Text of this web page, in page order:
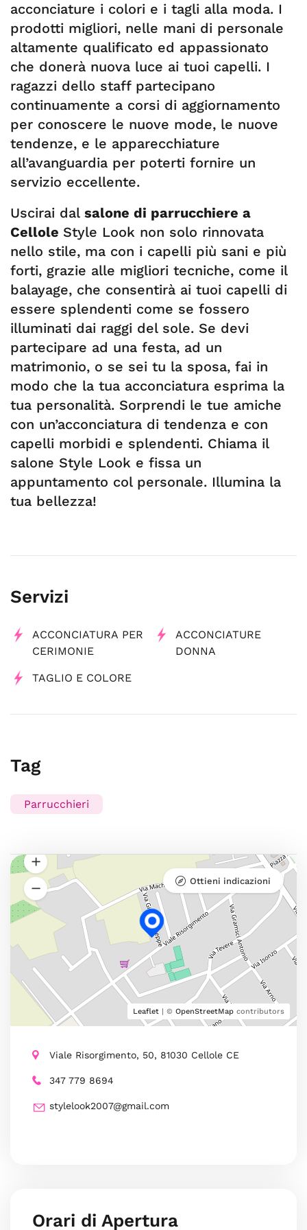
acconciature i colori e i tagli alla moda. I
prodotti migliori, nelle mani di personale
altamente qualificato ed appassionato
che donerà nuova luce ai tuoi capelli. I
ragazzi dello staff partecipano
continuamente a corsi di aggiornamento
per conoscere le nuove mode, le nuove
tendenze, e le apparecchiature
all’avanguardia per poterti fornire un
servizio eccellente.
Uscirai dal salone di parrucchiere a
Cellole Style Look non solo rinnovata
nello stile, ma con i capelli più sani e più
forti, grazie alle migliori tecniche, come il
balayage, che consentirà ai tuoi capelli di
essere splendenti come se fossero
illuminati dai raggi del sole. Se devi
partecipare ad una festa, ad un
matrimonio, o se sei tu la sposa, fai in
modo che la tua acconciatura esprima la
tua personalità. Sorprendi le tue amiche
con un’acconciatura di tendenza e con
capelli morbidi e splendenti. Chiama il
salone Style Look e fissa un
appuntamento col personale. Illumina la
tua bellezza!
Servizi
ACCONCIATURA PER
CERIMONIE
ACCONCIATURE
DONNA
TAGLIO E COLORE
Tag
Parrucchieri
Leaflet | © OpenStreetMap contributors
Ottieni indicazioni
Viale Risorgimento, 50, 81030 Cellole CE
347 779 8694
stylelook2007@gmail.com
Orari di Apertura